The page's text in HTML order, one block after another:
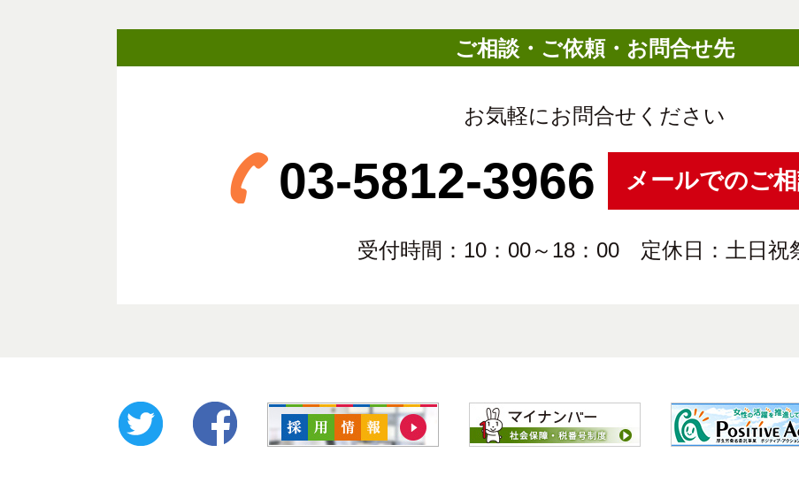
ご相談・ご依頼・お問合せ先
お気軽にお問合せください
03-5812-3966 メールでのご
受付時間：10：00～18：00 定休日：土日祝